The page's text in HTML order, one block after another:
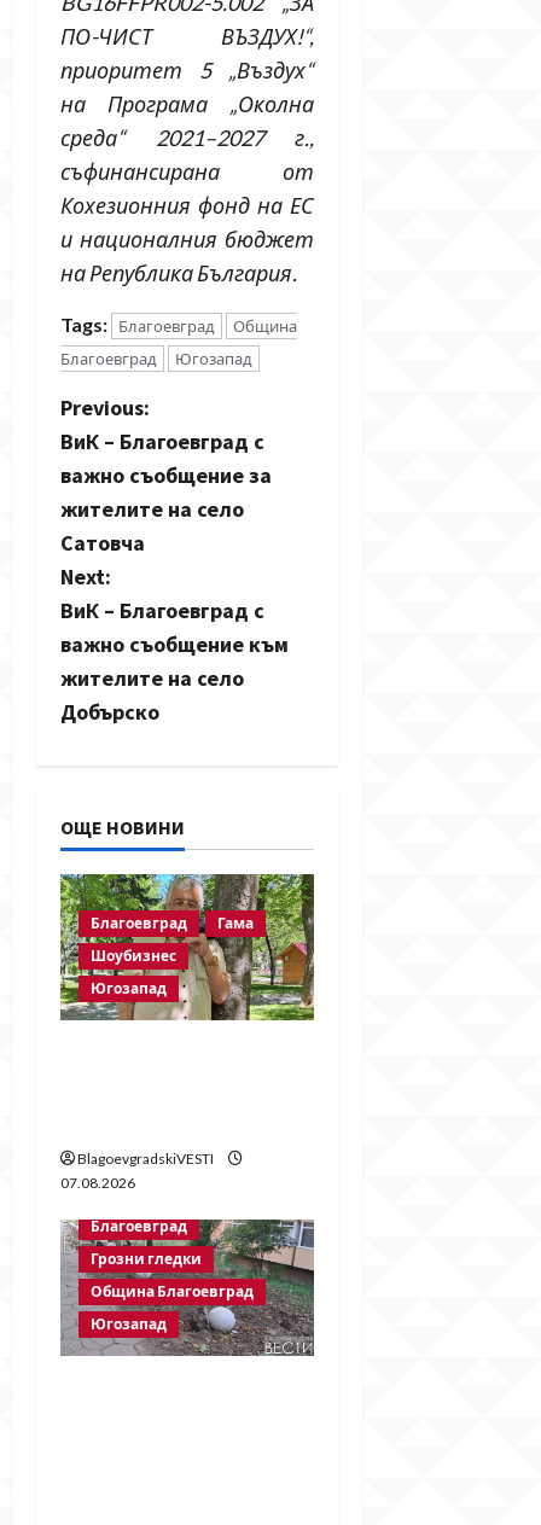
ПО-ЧИСТ ВЪЗДУХ!“,
приоритет 5 „Въздух“
на Програма „Околна
среда“ 2021–2027 г.,
съфинансирана от
Кохезионния фонд на ЕС
и националния бюджет
на Република България.
Tags: Благоевград
Община
Благоевград
Югозапад
P
o
s
t
n
a
v
g
a
t
i
o
Previous:
ВиК – Благоевград с
важно съобщение за
жителите на село
Сатовча
Next:
ВиК – Благоевград с
важно съобщение към
жителите на село
Добърско
ОЩЕ НОВИНИ
Благоевград
Гама
Шоубизнес
Югозапад
BlagoevgradskiVESTI
07.08.2026
Благоевград
Грозни гледки
Община Благоевград
Югозапад